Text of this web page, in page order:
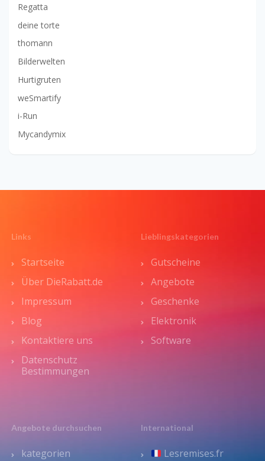
Regatta
deine torte
thomann
Bilderwelten
Hurtigruten
weSmartify
i-Run
Mycandymix
Links
Startseite
Über DieRabatt.de
Impressum
Blog
Kontaktiere uns
Datenschutz
Bestimmungen
Lieblingskategorien
Gutscheine
Angebote
Geschenke
Elektronik
Software
Angebote durchsuchen
kategorien
International
Lesremises.fr